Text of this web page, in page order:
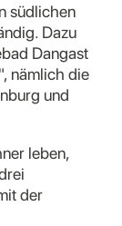
südlichen
Dazu
Dangast
nämlich die
und
leben,
der